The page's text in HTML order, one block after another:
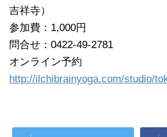
吉祥寺）
参加費：1,000円
問合せ：0422-49-2781
オンライン予約
http://ilchibrainyoga.com/studio/